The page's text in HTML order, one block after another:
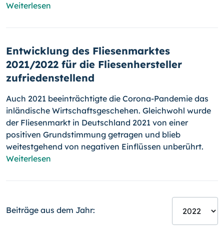
Weiterlesen
Entwicklung des Fliesenmarktes
2021/2022 für die Fliesenhersteller
zufriedenstellend
Auch 2021 beeinträchtigte die Corona-Pandemie das
inländische Wirtschaftsgeschehen. Gleichwohl wurde
der Fliesenmarkt in Deutschland 2021 von einer
positiven Grundstimmung getragen und blieb
weitestgehend von negativen Einflüssen unberührt.
Weiterlesen
Beiträge aus dem Jahr: